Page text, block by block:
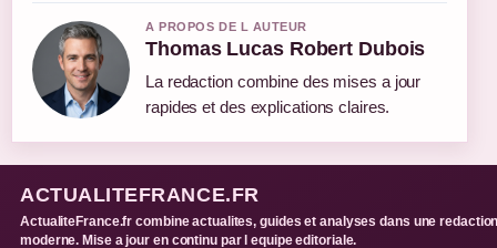
A PROPOS DE L AUTEUR
Thomas Lucas Robert Dubois
La redaction combine des mises a jour
rapides et des explications claires.
ACTUALITEFRANCE.FR
ActualiteFrance.fr combine actualites, guides et analyses dans une
moderne. Mise a jour en continu par l equipe editoriale.